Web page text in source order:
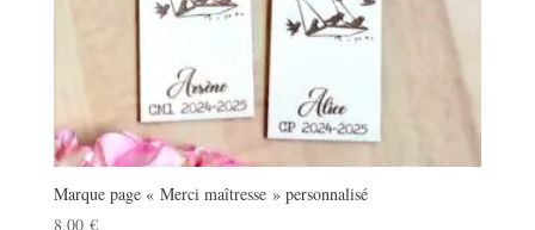
Marque page « Merci maîtresse » personnalisé
8,00 €